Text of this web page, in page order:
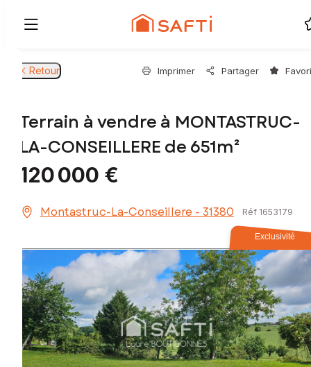
Retour Imprimer Partager
Terrain à vendre à MONTASTRUC-
LA-CONSEILLERE de 651m²
120 000 €
Montastruc-La-Conseillere - 31380 Réf 1653179
Exclusivité